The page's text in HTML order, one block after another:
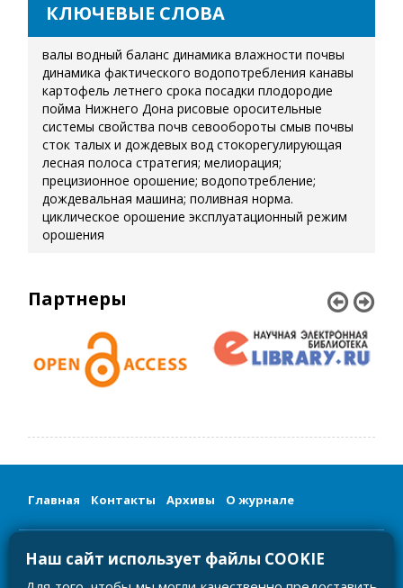
КЛЮЧЕВЫЕ СЛОВА
валы водный баланс динамика влажности почвы
динамика фактического водопотребления канавы
картофель летнего срока посадки плодородие
пойма Нижнего Дона рисовые оросительные
системы свойства почв севообороты смыв почвы
сток талых и дождевых вод стокорегулирующая
лесная полоса стратегия; мелиорация;
прецизионное орошение; водопотребление;
дождевальная машина; поливная норма.
циклическое орошение эксплуатационный режим
орошения
Партнеры
Наш сайт использует файлы COOKIE
Главная Контакты Архивы О журнале
Сетевое издание «Мелиорация и гидротехника/Land
Reclamation and Hydraulic Engineering»
Регистрационный номер и дата принятия решения о
регистрации: серия ЭЛ № ФС 77-81585 от 03.08.2021